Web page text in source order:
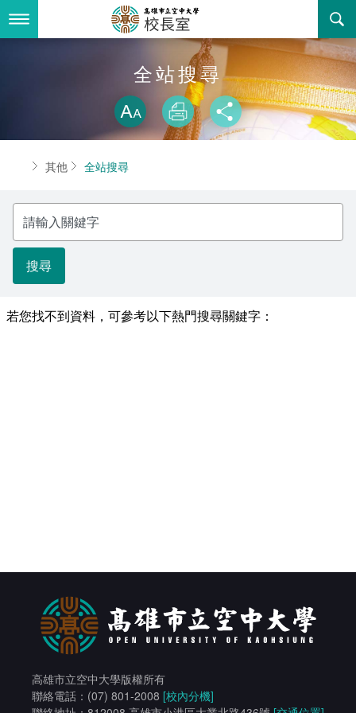
到
要
校長簡歷
聯絡資訊
活動花絮
諮詢信箱
其他
網站導覽
全站搜尋
學校首頁
回空大首頁
全站搜尋
略過字型切
放大
列印 分享
首頁其他 全站搜尋
請
輸
入
關
若您找不到資料，可參考以下熱門搜尋關鍵字：
高雄市立空中大學版權所有
聯絡電話：(07) 801-2008 [校內分機]